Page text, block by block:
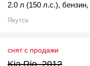
2.0 л (150 л.с.), бензин,
Якутск
снят с продажи
Kia Rio, 2012